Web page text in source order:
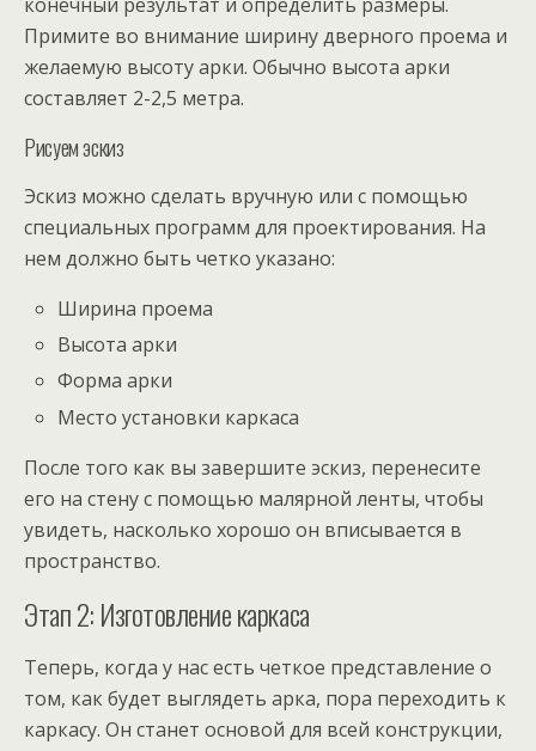
Примите во внимание ширину дверного проема и
желаемую высоту арки. Обычно высота арки
составляет 2-2,5 метра.
Рисуем эскиз
Эскиз можно сделать вручную или с помощью
специальных программ для проектирования. На
нем должно быть четко указано:
Ширина проема
Высота арки
Форма арки
Место установки каркаса
После того как вы завершите эскиз, перенесите
его на стену с помощью малярной ленты, чтобы
увидеть, насколько хорошо он вписывается в
пространство.
Этап 2: Изготовление каркаса
Теперь, когда у нас есть четкое представление о
том, как будет выглядеть арка, пора переходить к
каркасу. Он станет основой для всей конструкции,